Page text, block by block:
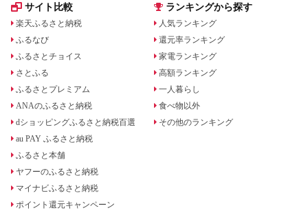
サイト比較
楽天ふるさと納税
ふるなび
ふるさとチョイス
さとふる
ふるさとプレミアム
ANAのふるさと納税
dショッピングふるさと納税百選
au PAY ふるさと納税
ふるさと本舗
ヤフーのふるさと納税
マイナビふるさと納税
ポイント還元キャンペーン
ランキングから探す
人気ランキング
還元率ランキング
家電ランキング
高額ランキング
一人暮らし
食べ物以外
その他のランキング